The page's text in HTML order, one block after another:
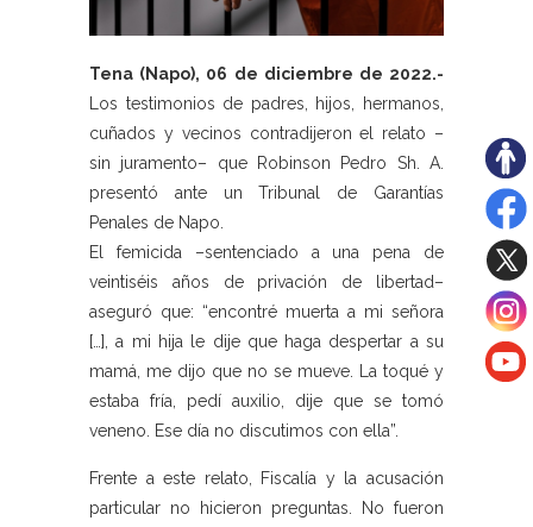
Tena (Napo), 06 de diciembre de 2022.-
Los testimonios de padres, hijos, hermanos,
cuñados y vecinos contradijeron el relato –
sin juramento– que Robinson Pedro Sh. A.
presentó ante un Tribunal de Garantías
Penales de Napo.
El femicida –sentenciado a una pena de
veintiséis años de privación de libertad–
aseguró que: “encontré muerta a mi señora
[…], a mi hija le dije que haga despertar a su
mamá, me dijo que no se mueve. La toqué y
estaba fría, pedí auxilio, dije que se tomó
veneno. Ese día no discutimos con ella”.
Frente a este relato, Fiscalía y la acusación
particular no hicieron preguntas. No fueron